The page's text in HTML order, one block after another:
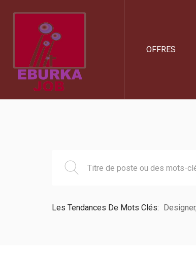
OFFRES
Les Tendances De Mots Clés: Designer